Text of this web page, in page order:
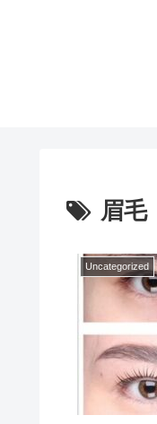
眉毛
Uncategorized